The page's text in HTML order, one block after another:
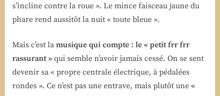
s’incline contre la roue ». Le mince faisceau jaune du
phare rend aussitôt la nuit « toute bleue ».
Mais c’est la musique qui compte : le « petit frr frr
rassurant » qui semble n’avoir jamais cessé. On se sent
devenir sa « propre centrale électrique, à pédalées
rondes ». Ce n’est pas une entrave, mais plutôt une «